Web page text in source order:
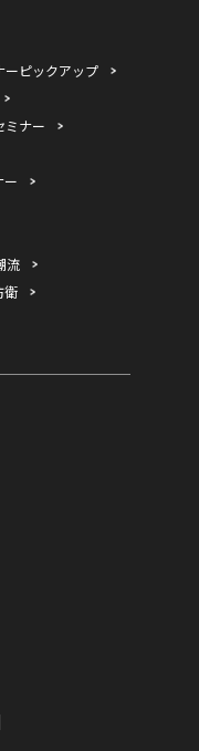
ーピックアップ
ミナー
ー
流
衛